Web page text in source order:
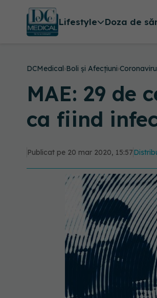
Lifestyle Doza de
DCMedical›Boli și Afecțiuni›
MAE: 29
ca fiind
Publicat pe 20 mar 2020, 15:57